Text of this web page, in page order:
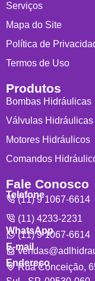
Serviços
Mapa do Site
Política de
Termos de Uso
Produtos
Bombas Hidráulicas
Válvulas Hidráulicas
Motores Hidráulicos
Comandos
Fale Conosco
Telefone
(11) 9 1067-6614
(11) 4233-2231
WhatsApp
(11) 9 1067-6614
E-mail
Endereço
Rua Conceição,